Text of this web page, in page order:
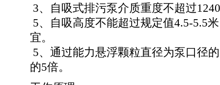
3、自吸式排污泵介质重度不超过
5、自吸高度不能超过规定值4.5-5.5
宜。
5、通过能力悬浮颗粒直径为泵口径
的5倍。